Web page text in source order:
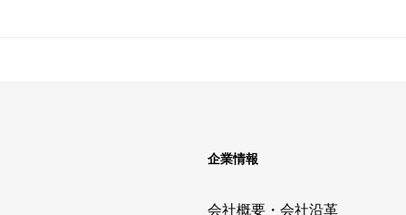
企業情報
会社概要・会社沿革